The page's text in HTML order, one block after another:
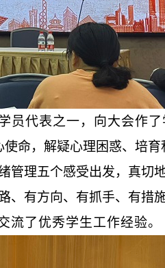
员代表之一，向大会作
使命， 解疑心理困惑、 培育
管理五个感受出发，真切
、有方向、 有抓手、有措
流了优秀学生工作经验。